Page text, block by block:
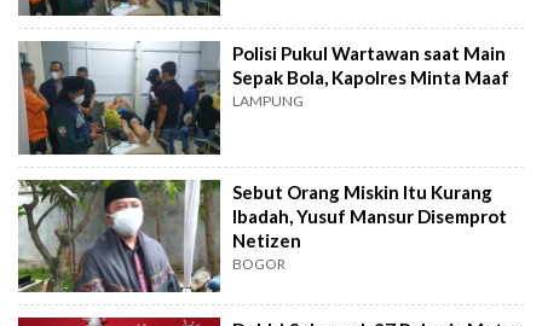
Polisi Pukul Wartawan saat Main
Sepak Bola, Kapolres Minta Maaf
LAMPUNG
Sebut Orang Miskin Itu Kurang
Ibadah, Yusuf Mansur Disemprot
Netizen
BOGOR